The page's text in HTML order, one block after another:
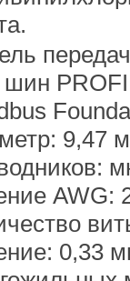
9,47
AWG:
0,33